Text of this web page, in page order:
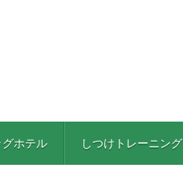
グホテル しつけトレーニング